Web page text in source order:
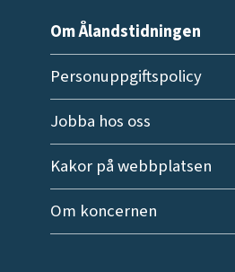
Om Ålandstidningen
Personuppgiftspolicy
Jobba hos oss
Kakor på webbplatsen
Om koncernen